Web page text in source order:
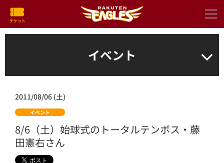
イベント
2011/08/06 (土)
イベント
8/6（土）始球式のトータルテンボス・藤
田憲右さん